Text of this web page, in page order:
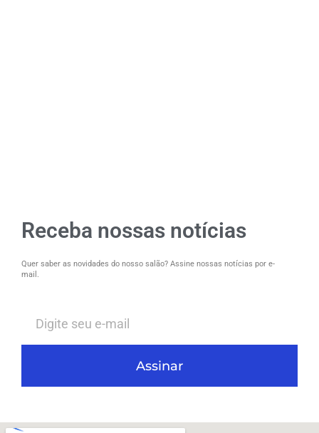
Receba nossas notícias
Quer saber as novidades do nosso salão? Assine nossas notícias por e-
mail.
Assinar